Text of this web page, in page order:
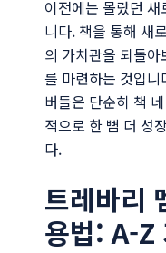
이전에는 몰랐던
니다. 책을 통해 새
의 가치관을 되돌
를 마련하는 것입
버들은 단순히 책
적으로 한 뼘 더 성
다.
트레바리
용법: A-Z